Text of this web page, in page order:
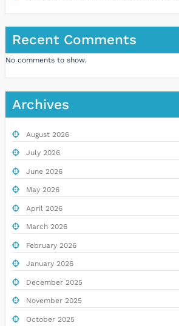
Recent Comments
No comments to show.
Archives
August 2026
July 2026
June 2026
May 2026
April 2026
March 2026
February 2026
January 2026
December 2025
November 2025
October 2025